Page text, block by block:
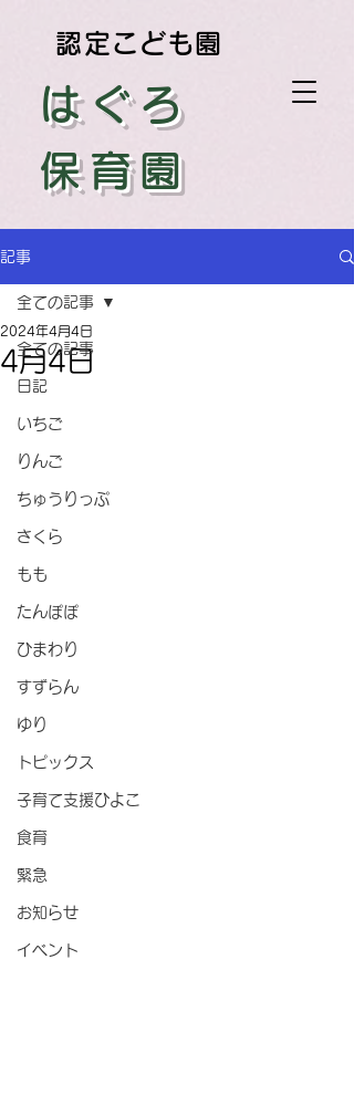
はぐろ
保育園
認定こども園
記事
全ての記事
日記
いちご
りんご
ちゅうりっぷ
さくら
もも
たんぽぽ
ひまわり
すずらん
ゆり
トピックス
子育て支援ひよこ
食育
緊急
お知らせ
イベント
全ての記事
4月4日
2024年4月4日